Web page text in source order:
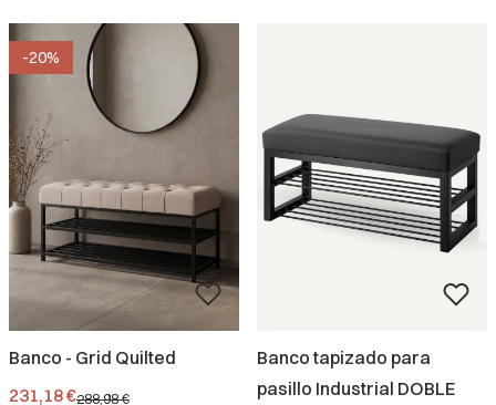
-20%
Banco - Grid Quilted
Precio promocional.
231,18 €288,98 €
Banco tapizado para
pasillo Industrial DOBLE